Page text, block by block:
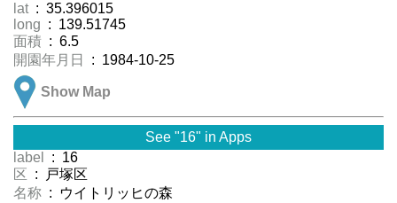
lat : 35.396015
long : 139.51745
面積 : 6.5
開園年月日
: 1984-10-25
Show Map
See "16" in Apps
label
: 16
区 : 戸塚区
名称 : ウイトリッヒの森